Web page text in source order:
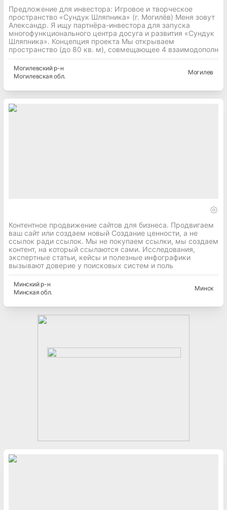
Предложение для инвестора: Игровое и творческое
пространство «Сундук Шляпника» (г. Могилёв) Меня зовут
Александр. Я ищу партнёра-инвестора для запуска
многофункционального центра досуга и развития «Сундук
Шляпника». Концепция проекта Мы открываем
пространство (до 80 кв. м), совмещающее 4 взаимодополн
Могилевскийр-н
Могилевская обл.
Могилев
Контентное продвижение сайтов для бизнеса. Продвигаем
ваш сайт или создаем новый Создание ценности, а не
ссылок ради ссылок. Мы не покупаем ссылки, мы создаем
контент, на который ссылаются сами. Исследования,
экспертные статьи, кейсы и полезные инфографики
вызывают доверие у поисковых систем и поль
Минскийр-н
Минская обл.
Минск